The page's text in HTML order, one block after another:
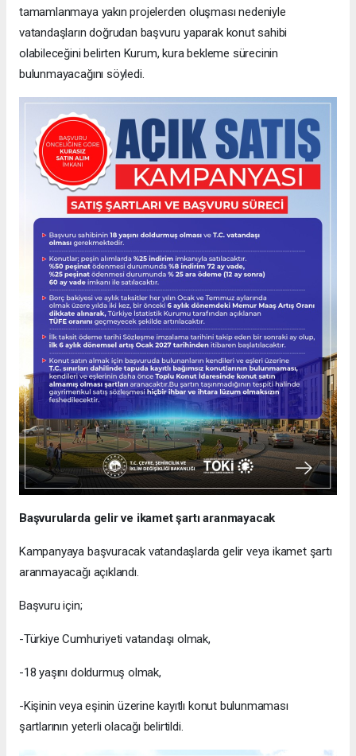
tamamlanmaya yakın projelerden oluşması nedeniyle
vatandaşların doğrudan başvuru yaparak konut sahibi
olabileceğini belirten Kurum, kura bekleme sürecinin
bulunmayacağını söyledi.
Başvurularda gelir ve ikamet şartı aranmayacak
Kampanyaya başvuracak vatandaşlarda gelir veya ikamet şartı
aranmayacağı açıklandı.
Başvuru için;
-Türkiye Cumhuriyeti vatandaşı olmak,
-18 yaşını doldurmuş olmak,
-Kişinin veya eşinin üzerine kayıtlı konut bulunmaması
şartlarının yeterli olacağı belirtildi.